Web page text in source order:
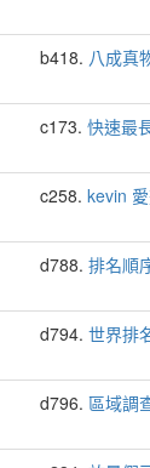
b418. 八成真
c173. 快速最
c258. kevin
d788. 排名順
d794. 世界排
d796. 區域調